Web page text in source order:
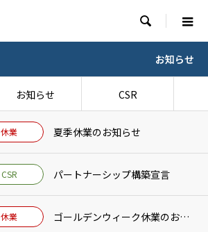

お知らせ
お知らせ CSR
休業 夏季休業のお知らせ
CSR パートナーシップ構築宣言
休業 ゴールデンウィーク休業のお知らせ